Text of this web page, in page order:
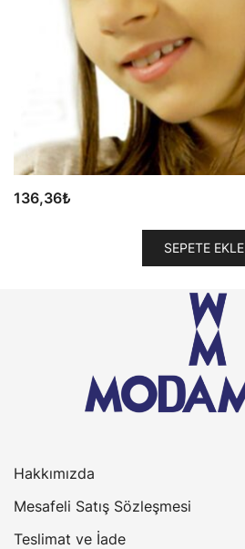
136,36₺
SEPETE EKLE
Hakkımızda
Mesafeli Satış Sözleşmesi
Teslimat ve İade